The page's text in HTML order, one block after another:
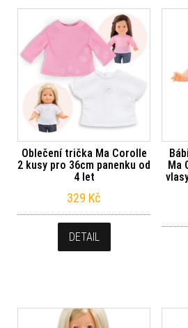
Oblečení trička Ma Corolle
2 kusy pro 36cm panenku od
4 let
329 Kč
DETAIL
Ma